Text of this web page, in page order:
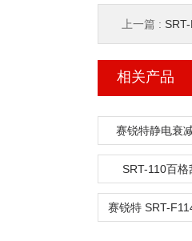
上一篇 : SRT-
相关产品
赛锐特静电衰
SRT-110百